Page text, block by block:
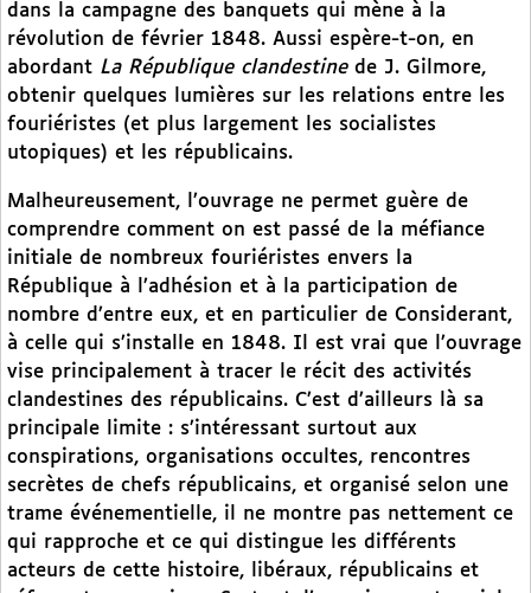
dans la campagne des banquets qui mène à la
révolution de février 1848. Aussi espère-t-on, en
abordant La République clandestinede J. Gilmore,
obtenir quelques lumières sur les relations entre les
fouriéristes (et plus largement les socialistes
utopiques) et les républicains.
Malheureusement, l’ouvrage ne permet guère de
comprendre comment on est passé de la méfiance
initiale de nombreux fouriéristes envers la
République à l’adhésion et à la participation de
nombre d’entre eux, et en particulier de Considerant,
à celle qui s’installe en 1848. Il est vrai que l’ouvrage
vise principalement à tracer le récit des activités
clandestines des républicains. C’est d’ailleurs là sa
principale limite : s’intéressant surtout aux
conspirations, organisations occultes, rencontres
secrètes de chefs républicains, et organisé selon une
trame événementielle, il ne montre pas nettement ce
qui rapproche et ce qui distingue les différents
acteurs de cette histoire, libéraux, républicains et